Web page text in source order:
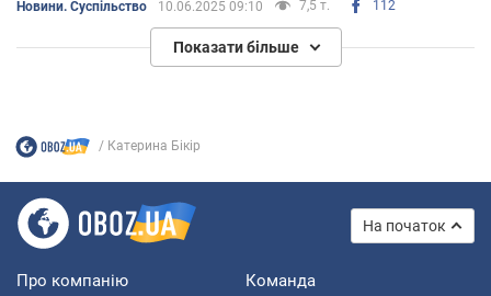
Новини. Суспільство 10.06.2025 09:10 7,5 т. 112
Показати більше
Катерина Бікір
На початок
Про компанію Команда